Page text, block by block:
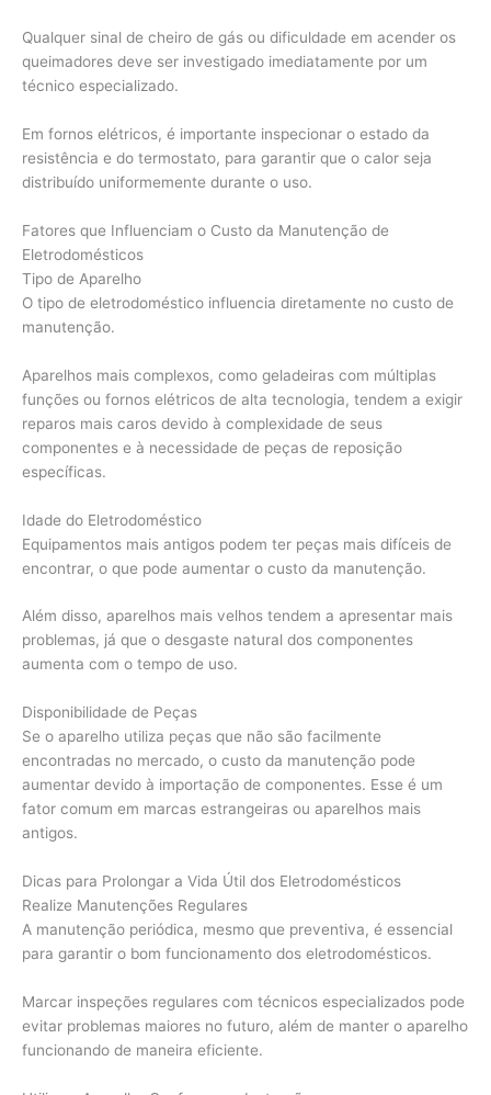
Qualquer sinal de cheiro de gás ou dificuldade em acender os
queimadores deve ser investigado imediatamente por um
técnico especializado.
Em fornos elétricos, é importante inspecionar o estado da
resistência e do termostato, para garantir que o calor seja
distribuído uniformemente durante o uso.
Fatores que Influenciam o Custo da Manutenção de
Eletrodomésticos
Tipo de Aparelho
O tipo de eletrodoméstico influencia diretamente no custo de
manutenção.
Aparelhos mais complexos, como geladeiras com múltiplas
funções ou fornos elétricos de alta tecnologia, tendem a exigir
reparos mais caros devido à complexidade de seus
componentes e à necessidade de peças de reposição
específicas.
Idade do Eletrodoméstico
Equipamentos mais antigos podem ter peças mais difíceis de
encontrar, o que pode aumentar o custo da manutenção.
Além disso, aparelhos mais velhos tendem a apresentar mais
problemas, já que o desgaste natural dos componentes
aumenta com o tempo de uso.
Disponibilidade de Peças
Se o aparelho utiliza peças que não são facilmente
encontradas no mercado, o custo da manutenção pode
aumentar devido à importação de componentes. Esse é um
fator comum em marcas estrangeiras ou aparelhos mais
antigos.
Dicas para Prolongar a Vida Útil dos Eletrodomésticos
Realize Manutenções Regulares
A manutenção periódica, mesmo que preventiva, é essencial
para garantir o bom funcionamento dos eletrodomésticos.
Marcar inspeções regulares com técnicos especializados pode
evitar problemas maiores no futuro, além de manter o aparelho
funcionando de maneira eficiente.